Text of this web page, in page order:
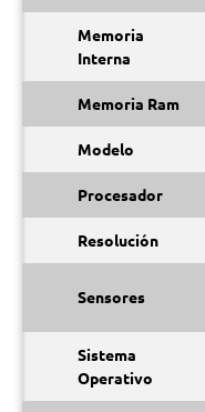
Memoria
Interna
Memoria Ram
Modelo
Procesador
Resolución
Sensores
Sistema
Operativo